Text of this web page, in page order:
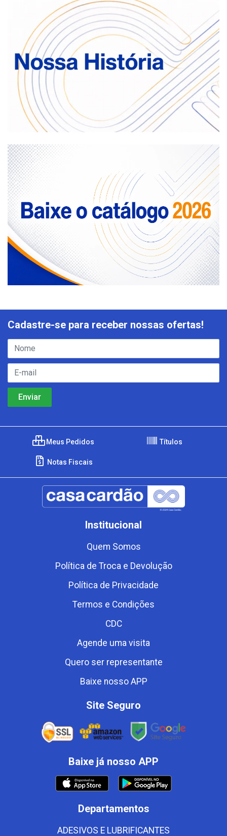
Cadastre-se para receber nossas ofertas!
Meus Pedidos Títulos
Notas Fiscais
Institucional
Quem Somos
Política de Troca e Devolução
Política de Privacidade
Termos e Condições
CDC
Agende uma visita
Quero ser representante
Baixe nosso APP
Site Seguro
Baixe já nosso APP
Departamentos
ADESIVOS E LUBRIFICANTES